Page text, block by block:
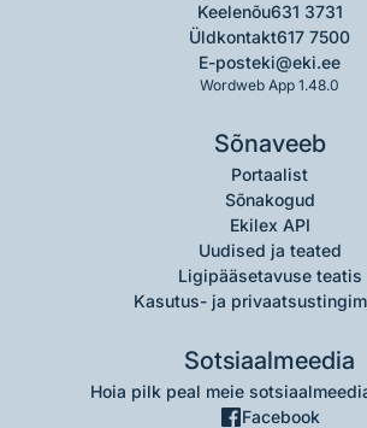
Keelenõu631 3731
Üldkontakt617 7500
E-posteki@eki.ee
Wordweb App 1.48.0
Sõnaveeb
Portaalist
Sõnakogud
Ekilex API
Uudised ja teated
Ligipääsetavuse teatis
Kasutus- ja
Sotsiaalmeedia
Hoia pilk peal meie
Facebook